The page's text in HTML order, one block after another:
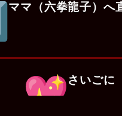
ママ（六拳龍子）へ
さいごに